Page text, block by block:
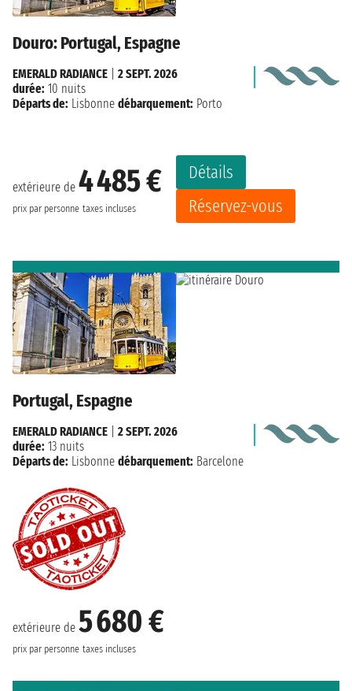
Douro: Portugal, Espagne
extérieure de 4 485 €
prix par personne taxes incluses
Détails
Réservez-vous
EMERALD RADIANCE
2 SEPT. 2026
durée: 10 nuits
Départs de: Lisbonne débarquement: Porto
Portugal, Espagne
extérieure de 5 680 €
prix par personne taxes incluses
EMERALD RADIANCE
2 SEPT. 2026
durée: 13 nuits
Départs de: Lisbonne débarquement: Barcelone